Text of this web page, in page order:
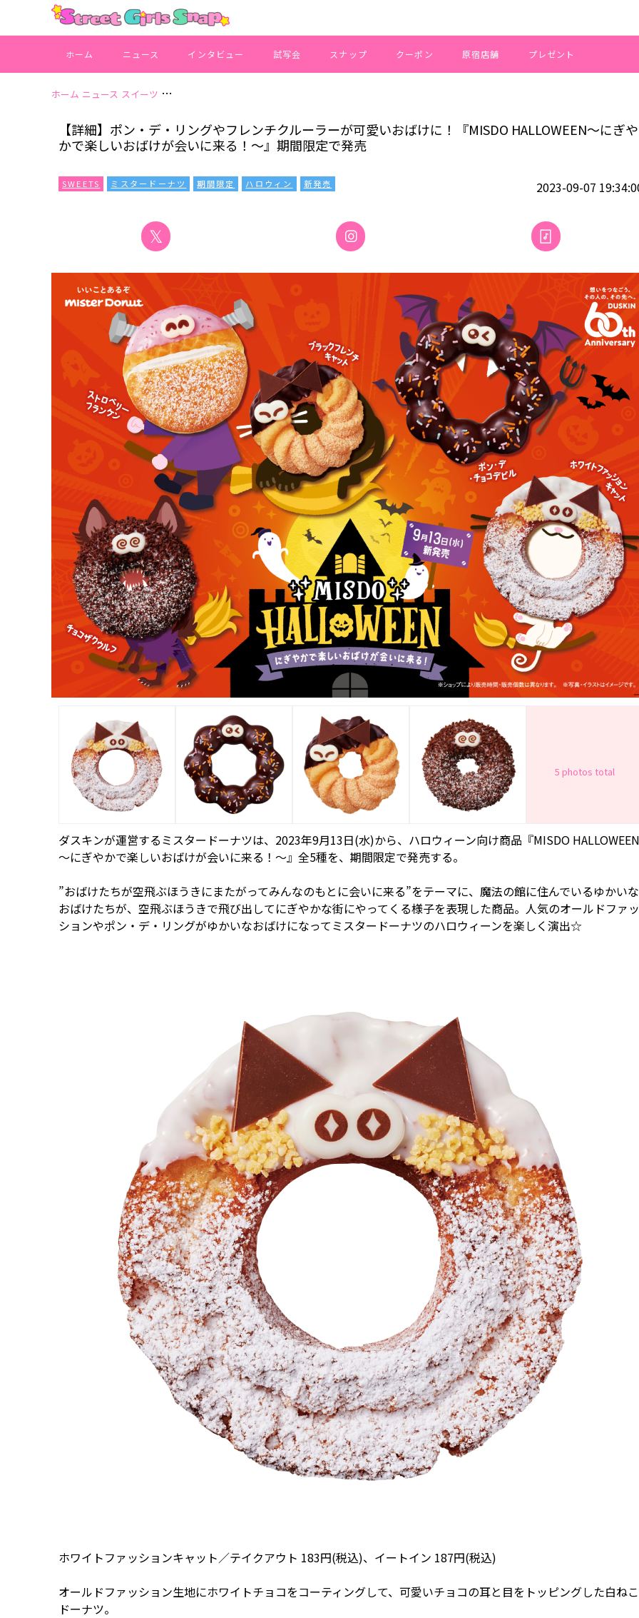
ホーム ニュース インタビュー 試写会 スナップ クーポン 原宿店舗 プレゼント
ホーム ニュース スイーツ 【詳細】ポン・デ・リングやフレンチクルーラーが可愛いおばけに！『MISDO HALLOWEEN～にぎやかで楽しい
【詳細】ポン・デ・リングやフレンチクルーラーが可愛いおばけに！『MISDO HALLOWEEN～にぎや
かで楽しいおばけが会いに来る！～』期間限定で発売
SWEETS ミスタードーナツ 期間限定 ハロウィン 新発売 2023-09-07
𝕏
5 photos total
ダスキンが運営するミスタードーナツは、2023年9月13日(水)から、ハロウィーン向け商品『MISDO HALLOWEEN
～にぎやかで楽しいおばけが会いに来る！～』全5種を、期間限定で発売する。
”おばけたちが空飛ぶほうきにまたがってみんなのもとに会いに来る”をテーマに、魔法の館に住んでいるゆかいな
おばけたちが、空飛ぶほうきで飛び出してにぎやかな街にやってくる様子を表現した商品。人気のオールドファッ
ションやポン・デ・リングがゆかいなおばけになってミスタードーナツのハロウィーンを楽しく演出☆
ホワイトファッションキャット／テイクアウト 183円(税込)、イートイン 187円(税込)
オールドファッション生地にホワイトチョコをコーティングして、可愛いチョコの耳と目をトッピングした白ねこ
ドーナツ。